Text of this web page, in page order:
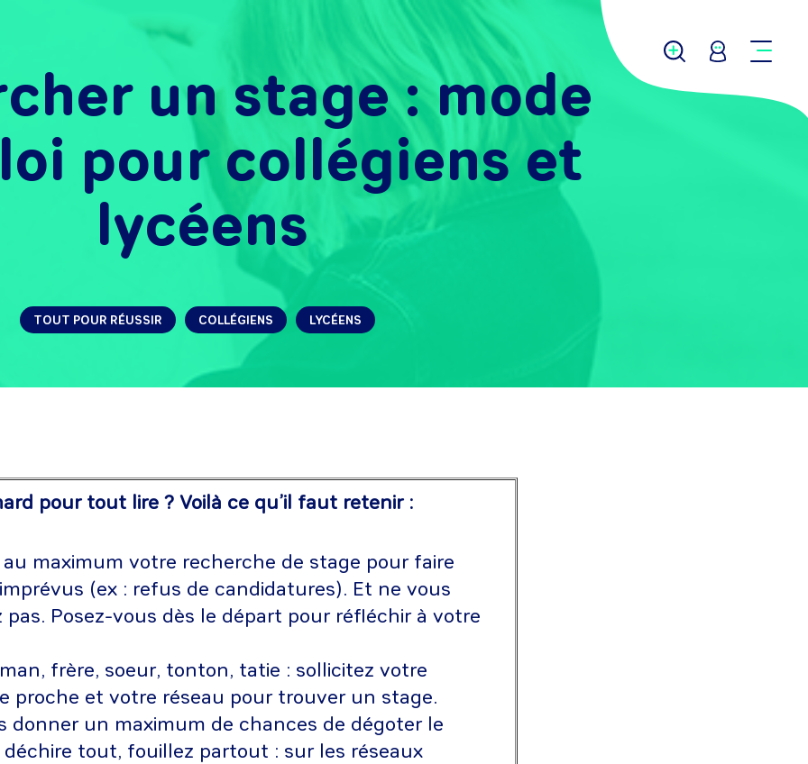
un stage : mode
pour collégiens et
lycéens
TOUT POUR RÉUSSIR COLLÉGIENS LYCÉENS
pour tout lire ? Voilà ce qu’il faut retenir :
maximum votre recherche de stage pour faire
(ex : refus de candidatures). Et ne vous
pas. Posez-vous dès le départ pour réfléchir à votre
frère, soeur, tonton, tatie : sollicitez votre
proche et votre réseau pour trouver un stage.
donner un maximum de chances de dégoter le
tout, fouillez partout : sur les réseaux